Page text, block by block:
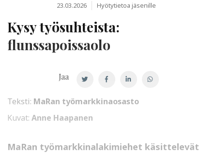
23.03.2026 Hyötytietoa jäsenille
Kysy työsuhteista:
flunssapoissaolo
Teksti: MaRan työmarkkinaosasto
Kuvat: Anne Haapanen
MaRan työmarkkinalakimiehet käsittelevät
Jaa